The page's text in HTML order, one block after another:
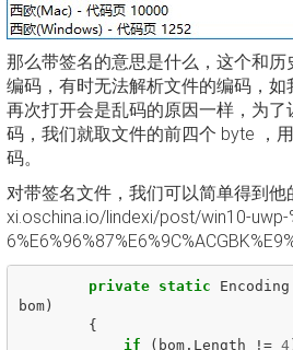
那么带签名的意思是什么，这个和
编码，有时无法解析文件的编码，如
再次打开会是乱码的原因一样，为
码，我们就取文件的前四个 byte ，
码。
对带签名文件，我们可以简单得到他
xi.oschina.io/lindexi/post/win10-uwp-
private static Encoding
bom)
{
if
( bom. Length != 4